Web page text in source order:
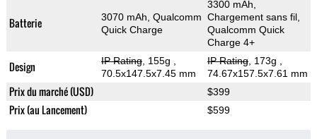
Batterie
3070 mAh, Qualcomm
Quick Charge
3300 mAh,
Chargement sans fil,
Qualcomm Quick
Charge 4+
Design IP Rating, 155g
70.5x147.5x7.45 mm
IP Rating, 173g
74.67x157.5x7.61 mm
Prix du marché (USD) $399
Prix (au Lancement) $599